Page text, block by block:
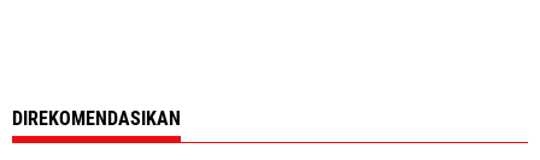
DIREKOMENDASIKAN